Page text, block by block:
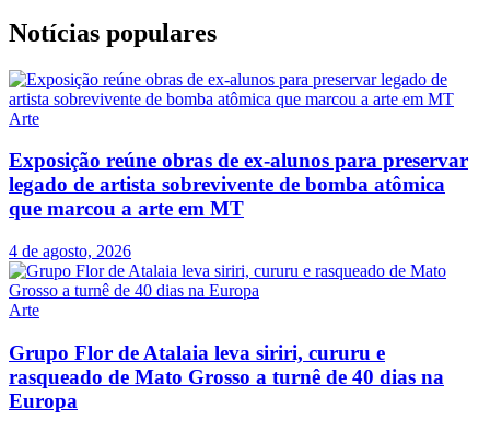
Notícias populares
Arte
Exposição reúne obras de ex-alunos para preservar
legado de artista sobrevivente de bomba atômica
que marcou a arte em MT
4 de agosto, 2026
Arte
Grupo Flor de Atalaia leva siriri, cururu e
rasqueado de Mato Grosso a turnê de 40 dias na
Europa